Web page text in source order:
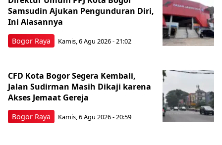
Bogor Raya
Samsudin Ajukan Pengunduran Diri,
Ini Alasannya
Kamis, 6 Agu 2026 - 21:02
Bogor Raya
CFD Kota Bogor Segera Kembali,
Jalan Sudirman Masih Dikaji karena
Akses Jemaat Gereja
Kamis, 6 Agu 2026 - 20:59